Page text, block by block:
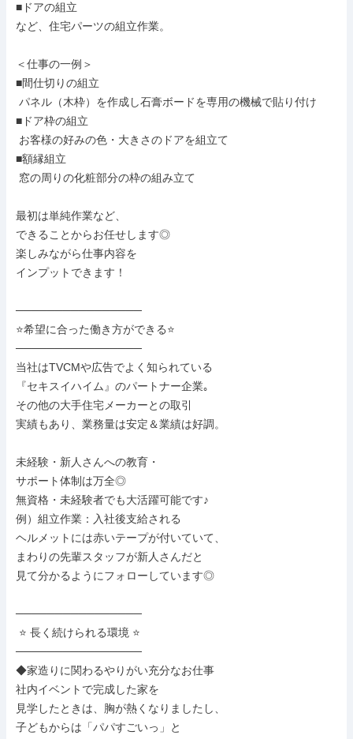
■ドアの組立
など、住宅パーツの組立作業。
＜仕事の一例＞
■間仕切りの組立
■ドア枠の組立
■額縁組立
最初は単純作業など、
できることからお任せします◎
楽しみながら仕事内容を
インプットできます！
────────────────
⭐希望に合った働き方ができる⭐
────────────────
当社はTVCMや広告でよく知られている
『セキスイハイム』のパートナー企業｡
その他の大手住宅メーカーとの取引
実績もあり、業務量は安定＆業績は好調。
未経験・新人さんへの教育・
サポート体制は万全◎
無資格・未経験者でも大活躍可能です♪
例）組立作業：入社後支給される
ヘルメットには赤いテープが付いていて、
まわりの先輩スタッフが新人さんだと
見て分かるようにフォローしています◎
────────────────
────────────────
◆家造りに関わるやりがい充分なお仕事
社内イベントで完成した家を
見学したときは、胸が熱くなりましたし、
子どもからは「パパすごいっ」と